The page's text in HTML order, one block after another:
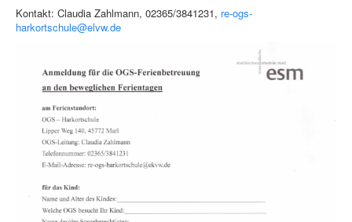
Kontakt: Claudia Zahlmann, 02365/3841231, re-ogs-
harkortschule@elvw.de